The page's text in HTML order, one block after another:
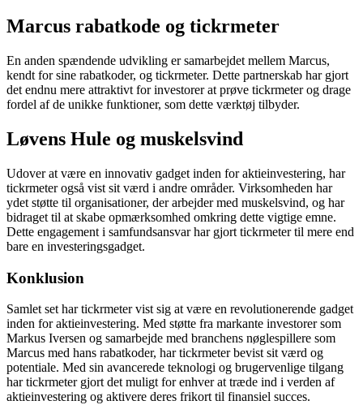
Marcus rabatkode og tickrmeter
En anden spændende udvikling er samarbejdet mellem Marcus,
kendt for sine rabatkoder, og tickrmeter. Dette partnerskab har gjort
det endnu mere attraktivt for investorer at prøve tickrmeter og drage
fordel af de unikke funktioner, som dette værktøj tilbyder.
Løvens Hule og muskelsvind
Udover at være en innovativ gadget inden for aktieinvestering, har
tickrmeter også vist sit værd i andre områder. Virksomheden har
ydet støtte til organisationer, der arbejder med muskelsvind, og har
bidraget til at skabe opmærksomhed omkring dette vigtige emne.
Dette engagement i samfundsansvar har gjort tickrmeter til mere end
bare en investeringsgadget.
Konklusion
Samlet set har tickrmeter vist sig at være en revolutionerende gadget
inden for aktieinvestering. Med støtte fra markante investorer som
Markus Iversen og samarbejde med branchens nøglespillere som
Marcus med hans rabatkoder, har tickrmeter bevist sit værd og
potentiale. Med sin avancerede teknologi og brugervenlige tilgang
har tickrmeter gjort det muligt for enhver at træde ind i verden af
aktieinvestering og aktivere deres frikort til finansiel succes.